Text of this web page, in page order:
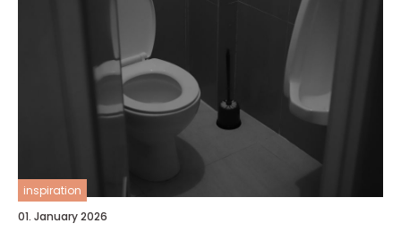
inspiration
01. January 2026